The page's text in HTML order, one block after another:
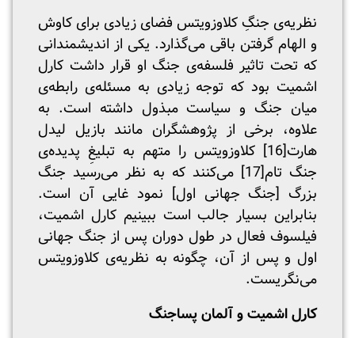
نظریه‌ی جنگِ کلاوزویتس فضای زیادی برای کاوش
و الهام گرفتن باقی می‌گذارد. یکی از اندیشمندانی
که تحت تاثیر فلسفه‌ی جنگ او قرار داشت کارل
اشمیت بود که توجه زیادی به مسئله‌ی رابطه‌ی
میان جنگ و سیاست مبذول داشته است. به
علاوه، برخی از پژوهشگران مانند بازیل لیدل
هارت[16]
کلاوزویتس را متهم به تبلیغِ پدیده‌ی
جنگ تام[17]
می‌کنند که به نظر می‌رسید جنگ
بزرگ [جنگ جهانی اول] نمود غایی آن است.
بنابراین بسیار جالب است ببینیم کارل اشمیت،
فیلسوف فعال در طول دوران پس از جنگ جهانی
اول و پس از آن، چگونه به نظریه‌ی کلاوزویتس
می‌نگریست.
کارل اشمیت و آلمان پساجنگ